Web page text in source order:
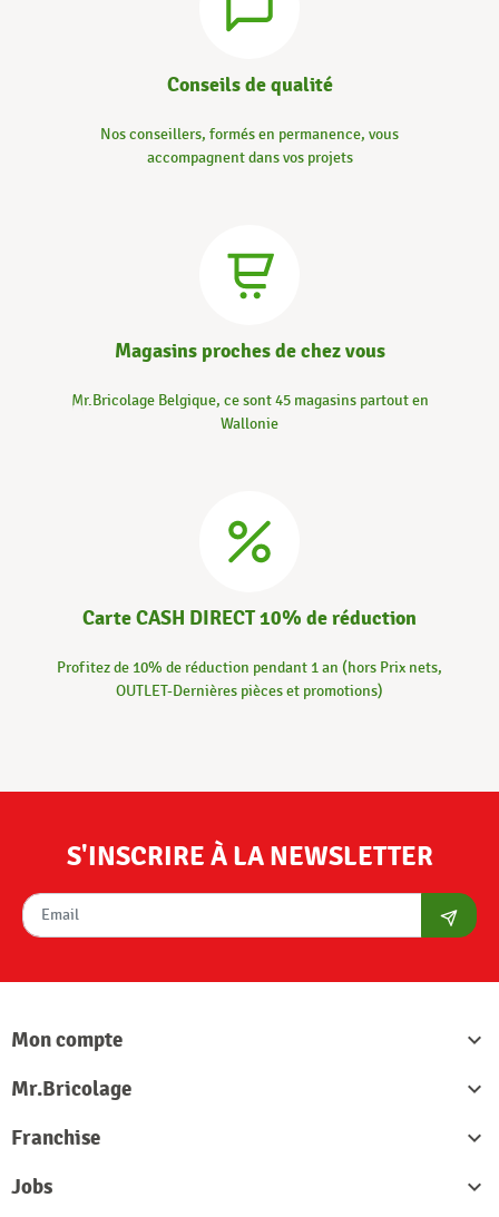
Conseils de qualité
Nos conseillers, formés en permanence, vous
accompagnent dans vos projets
Magasins proches de chez vous
Mr.Bricolage Belgique, ce sont 45 magasins partout en
Wallonie
Carte CASH DIRECT 10% de réduction
Profitez de 10% de réduction pendant 1 an (hors Prix nets,
OUTLET-Dernières pièces et promotions)
S'INSCRIRE À LA NEWSLETTER
Mon compte

Mr.Bricolage

Franchise

Jobs
